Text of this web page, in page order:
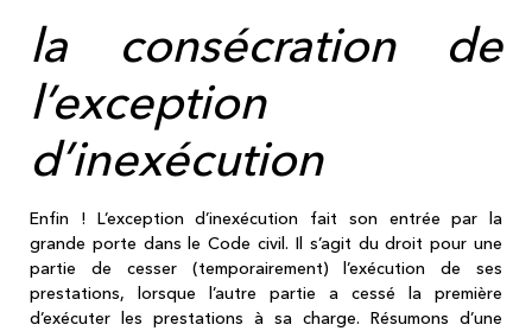
la consécration de
l’exception
d’inexécution
Enfin ! L’exception d’inexécution fait son entrée par la
grande porte dans le Code civil. Il s’agit du droit pour une
partie de cesser (temporairement) l’exécution de ses
prestations, lorsque l’autre partie a cessé la première
d’exécuter les prestations à sa charge. Résumons d’une